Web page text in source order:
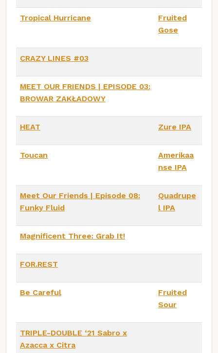
Tropical Hurricane
Fruited
Gose
CRAZY LINES #03
MEET OUR FRIENDS | EPISODE 03:
BROWAR ZAKŁADOWY
HEAT Zure IPA
Toucan
Amerikaa
nse IPA
Meet Our Friends | Episode 08:
Funky Fluid
Quadrupe
l IPA
Magnificent Three: Grab It!
FOR.REST
Be Careful
Fruited
Sour
TRIPLE-DOUBLE ‘21 Sabro x
Azacca x Citra